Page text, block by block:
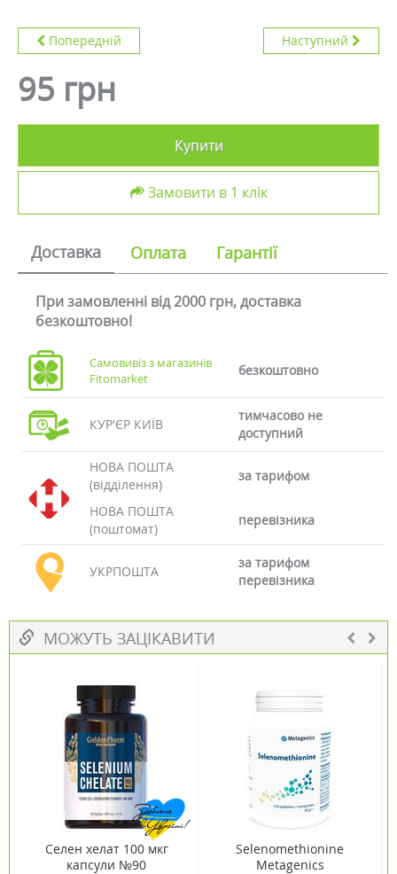
Попередній Наступний
95 грн
Купити
Замовити в 1 клік
Доставка Оплата Гарантії
При замовленні від 2000 грн, доставка
безкоштовно!
Самовивіз з магазинів
Fitomarket
безкоштовно
КУР'ЄР КИЇВ
тимчасово не
доступний
НОВА ПОШТА
(відділення)
за тарифом
НОВА ПОШТА
(поштомат)
перевізника
УКРПОШТА
за тарифом
перевізника
МОЖУТЬ ЗАЦІКАВИТИ
Селен хелат 100 мкг
капсули №90
Selenomethionine
Metagenics